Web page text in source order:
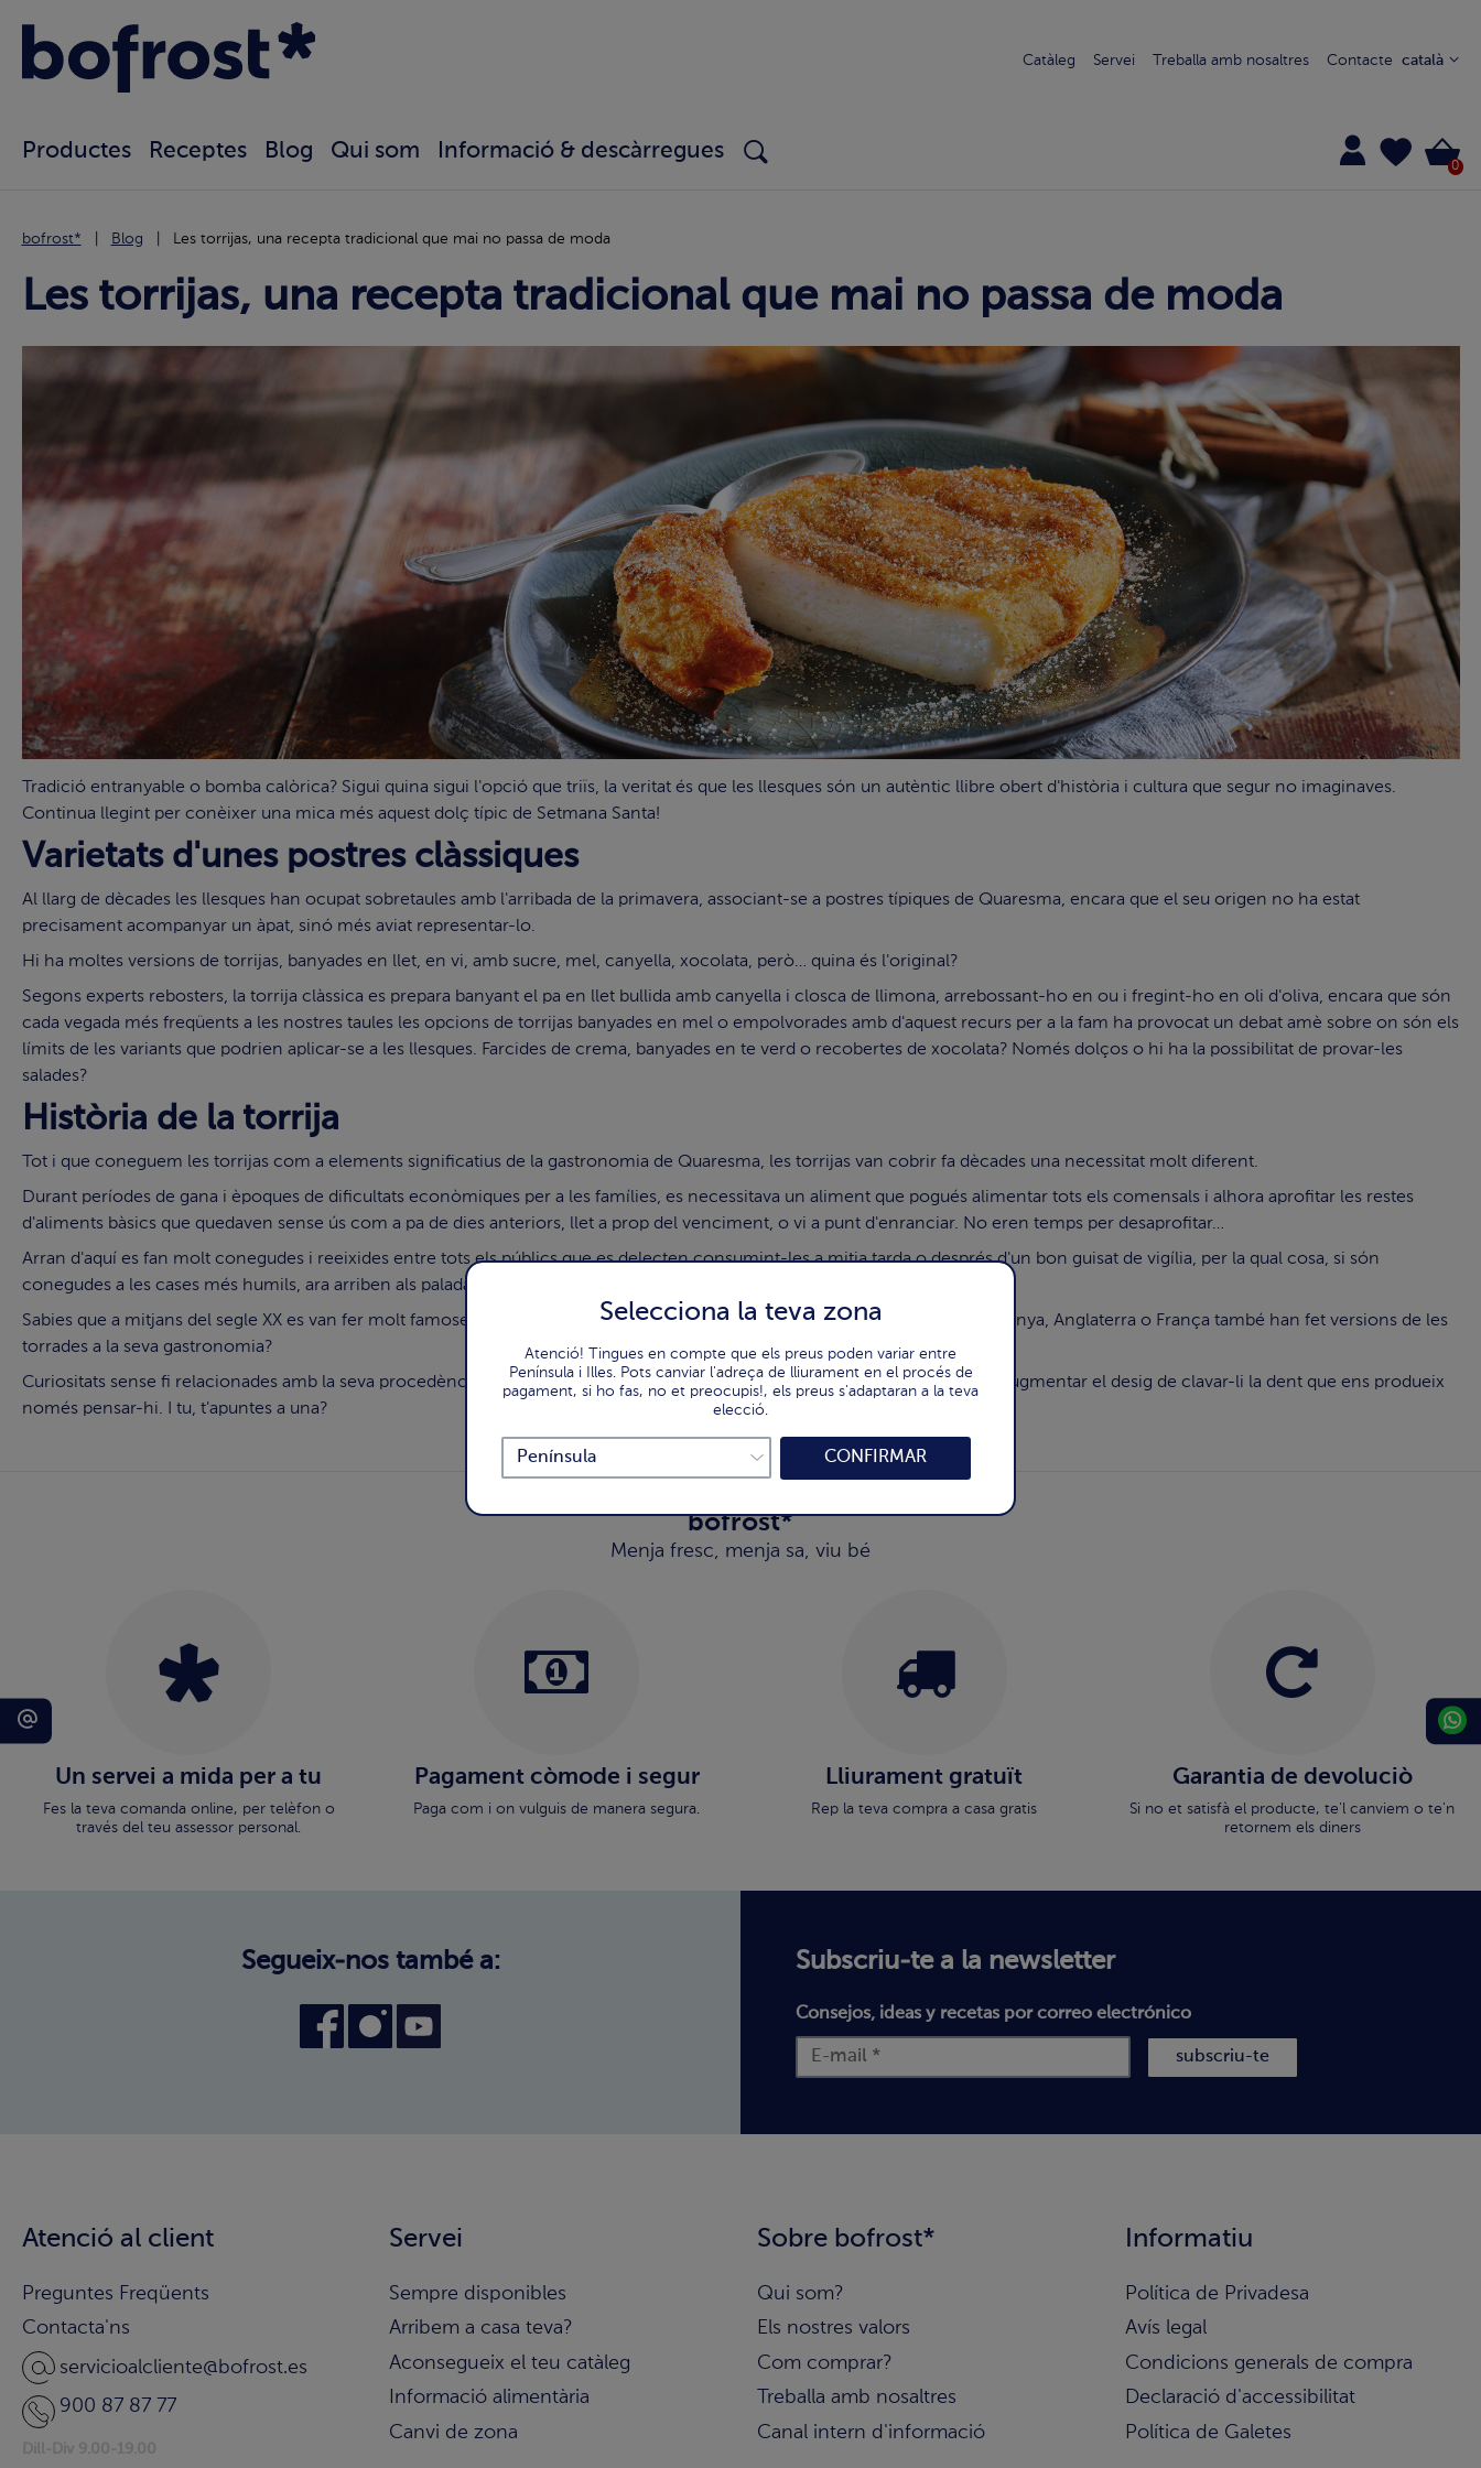
Catàleg Servei Treballa amb nosaltres Contacte català
Productes Receptes Blog Qui som Informació & descàrregues
0
bofrost* Blog Les torrijas, una recepta tradicional que mai no passa de moda
Les torrijas, una recepta tradicional que mai no passa de moda
Tradició entranyable o bomba calòrica? Sigui quina sigui l'opció que triïs, la veritat és que les llesques són un autèntic llibre obert d'història i cultura que segur no imaginaves.
Continua llegint per conèixer una mica més aquest dolç típic de Setmana Santa!
Varietats d'unes postres clàssiques
Al llarg de dècades les llesques han ocupat sobretaules amb l'arribada de la primavera, associant-se a postres típiques de Quaresma, encara que el seu origen no ha estat
precisament acompanyar un àpat, sinó més aviat representar-lo.
Hi ha moltes versions de torrijas, banyades en llet, en vi, amb sucre, mel, canyella, xocolata, però… quina és l'original?
Segons experts rebosters, la torrija clàssica es prepara banyant el pa en llet bullida amb canyella i closca de llimona, arrebossant-ho en ou i fregint-ho en oli d'oliva, encara que són
cada vegada més freqüents a les nostres taules les opcions de torrijas banyades en mel o empolvorades amb d'aquest recurs per a la fam ha provocat un debat amè sobre on són els
límits de les variants que podrien aplicar-se a les llesques. Farcides de crema, banyades en te verd o recobertes de xocolata? Només dolços o hi ha la possibilitat de provar-les
salades?
Història de la torrija
Tot i que coneguem les torrijas com a elements significatius de la gastronomia de Quaresma, les torrijas van cobrir fa dècades una necessitat molt diferent.
Durant períodes de gana i èpoques de dificultats econòmiques per a les famílies, es necessitava un aliment que pogués alimentar tots els comensals i alhora aprofitar les restes
d'aliments bàsics que quedaven sense ús com a pa de dies anteriors, llet a prop del venciment, o vi a punt d'enranciar. No eren temps per desaprofitar…
Arran d'aquí es fan molt conegudes i reeixides entre tots els públics que es delecten consumint-les a mitja tarda o després d'un bon guisat de vigília, per la qual cosa, si són
conegudes a les cases més humils, ara arriben als paladars més exquisits com la menja senzilla que representen.
Sabies que a mitjans del segle XX es van fer molt famoses a Madrid, acompanyades d'un got de vi?, o quins països com Alemanya, Anglaterra o França també han fet versions de les
torrades a la seva gastronomia?
Curiositats sense fi relacionades amb la seva procedència, cultura associada, ingredients i propietats que no faran més que augmentar el desig de clavar-li la dent que ens produeix
només pensar-hi. I tu, t'apuntes a una?
bofrost*
Menja fresc, menja sa, viu bé
Un servei a mida per a tu
Fes la teva comanda online, per telèfon o
través del teu assessor personal.
Pagament còmode i segur
Paga com i on vulguis de manera segura.
Lliurament gratuït
Rep la teva compra a casa gratis
Garantia de devoluciò
Si no et satisfà el producte, te'l canviem o te'n
retornem els diners
Atenció al client
Preguntes Freqüents
Contacta'ns
servicioalcliente@bofrost.es
900 87 87 77
Servei
Sempre disponibles
Arribem a casa teva?
Aconsegueix el teu catàleg
Informació alimentària
Canvi de zona
Sobre bofrost*
Qui som?
Els nostres valors
Com comprar?
Treballa amb nosaltres
Canal intern d'informació
Informatiu
Política de Privadesa
Avís legal
Condicions generals de compra
Declaració d'accessibilitat
Política de Galetes
Segueix-nos també a: Subscriu-te a la newsletter
Consejos, ideas y recetas por correo electrónico
subscriu-te
Selecciona la teva zona
Atenció! Tingues en compte que els preus poden variar entre
Península i Illes. Pots canviar l'adreça de lliurament en el procés de
pagament, si ho fas, no et preocupis!, els preus s'adaptaran a la teva
elecció.
CONFIRMAR